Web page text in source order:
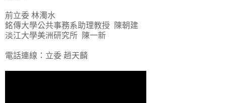
前立委 林濁水
銘傳大學公共事務系助理教授 陳朝建
淡江大學美洲研究所 陳一新
電話連線：立委 趙天麟